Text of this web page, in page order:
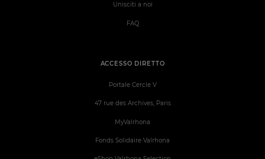
ACCESSO DIRETTO
Portale Cercle V
47 rue des Archives, Paris
MyValrhona
Fonds Solidaire Valrhona
Unisciti a noi
FAQ